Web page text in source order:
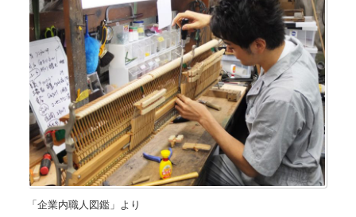
「企業内職人図鑑」より